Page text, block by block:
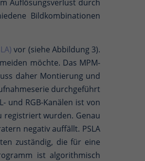
Auflösungsverlust durch
Bildkombinationen
vor (siehe Abbildung 3).
möchte. Das MPM-
daher Montierung und
durchgeführt
und RGB-Kanälen ist von
registriert wurden. Genau
negativ auffällt. PSLA
zuständig, die für eine
ist algorithmisch